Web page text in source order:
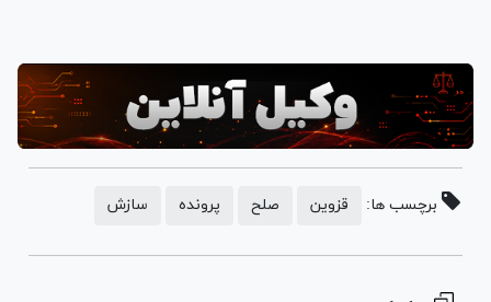
برچسب ها: قزوین صلح پرونده سازش